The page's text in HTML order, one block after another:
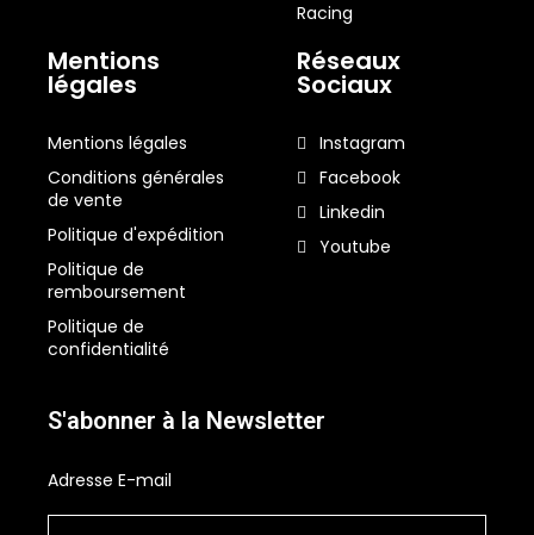
Racing
Mentions
légales
Mentions légales
Conditions générales
de vente
Politique d'expédition
Politique de
remboursement
Politique de
confidentialité
Réseaux
Sociaux
Instagram
Facebook
Linkedin
Youtube
S'abonner à la Newsletter
Adresse E-mail